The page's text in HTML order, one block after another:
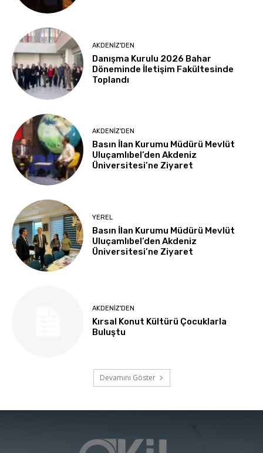
AKDENIZ'DEN
Danışma Kurulu 2026 Bahar
Döneminde İletişim Fakültesinde
Toplandı
AKDENIZ'DEN
Basın İlan Kurumu Müdürü Mevlüt
Uluçamlıbel’den Akdeniz
Üniversitesi’ne Ziyaret
YEREL
Basın İlan Kurumu Müdürü Mevlüt
Uluçamlıbel’den Akdeniz
Üniversitesi’ne Ziyaret
AKDENIZ'DEN
Kırsal Konut Kültürü Çocuklarla
Buluştu
Devamını Göster